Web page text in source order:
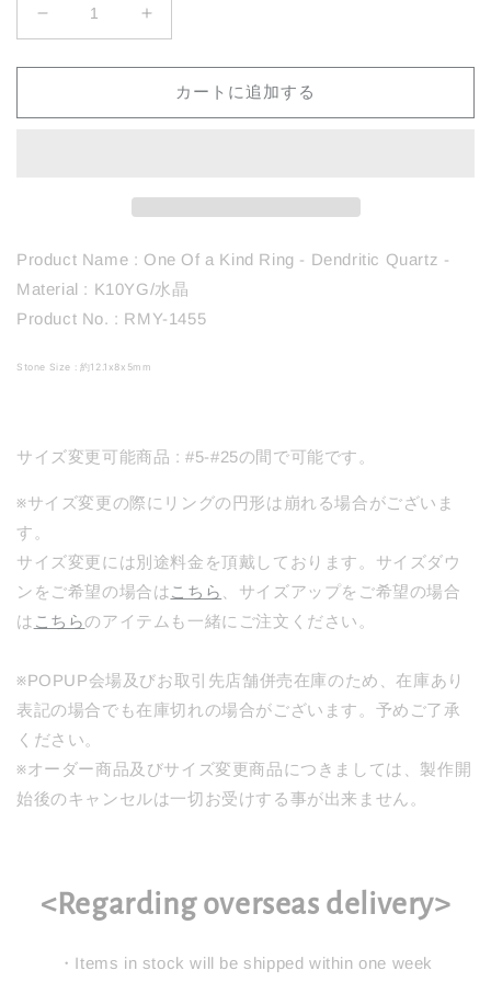
Dendritic
Quartz
数
す
1455
Dendritic
Quartz
数
増
す
カートに追加する
Product Name : One Of a Kind Ring - Dendritic Quartz -
Material : K10YG/水晶
Product No. : RMY-1455
Stone Size : 約12.1x8x5mm
サイズ変更可能商品 : #5-#25の間で可能です。
※サイズ変更の際にリングの円形は崩れる場合がございま
す。
サイズ変更には別途料金を頂戴しております。サイズダウ
ンをご希望の場合はこちら
、サイズアップをご希望の場合
は こちらのアイテムも一緒にご注文ください。
※POPUP会場及びお取引先店舗併売在庫のため、在庫あり
表記の場合でも在庫切れの場合がございます。予めご了承
ください。
※オーダー商品及びサイズ変更商品につきましては、製作開
始後のキャンセルは一切お受けする事が出来ません。
<Regarding overseas delivery>
・Items in stock will be shipped within one week